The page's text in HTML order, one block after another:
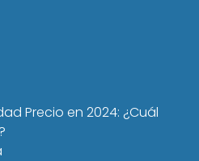
Precio en 2024: ¿Cuál